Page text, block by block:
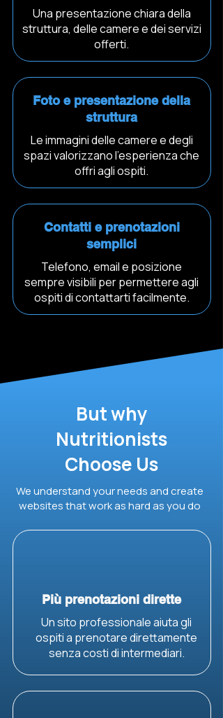
Una presentazione chiara della
struttura, delle camere e dei servizi
offerti.
Foto e presentazione della
struttura
Le immagini delle camere e degli
spazi valorizzano l’esperienza che
offri agli ospiti.
Contatti e prenotazioni
semplici
Telefono, email e posizione
sempre visibili per permettere agli
ospiti di contattarti facilmente.
But why
Nutritionists
Choose Us
We understand your needs and create
websites that work as hard as you do
Più prenotazioni dirette
Un sito professionale aiuta gli
ospiti a prenotare direttamente
senza costi di intermediari.